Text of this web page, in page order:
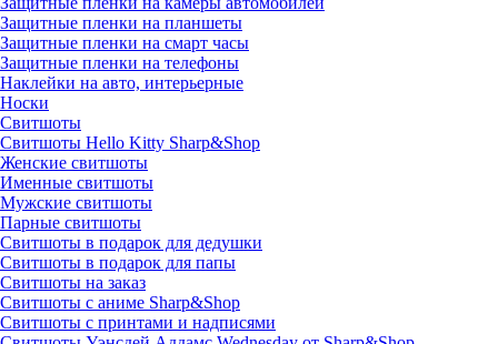
Защитные пленки на планшеты
Защитные пленки на смарт часы
Защитные пленки на телефоны
Наклейки на авто, интерьерные
Носки
Свитшоты
Cвитшоты Hello Kitty Sharp&Shop
Женские свитшоты
Именные свитшоты
Мужские свитшоты
Парные свитшоты
Свитшоты в подарок для дедушки
Свитшоты в подарок для папы
Свитшоты на заказ
Свитшоты с аниме Sharp&Shop
Свитшоты с принтами и надписями